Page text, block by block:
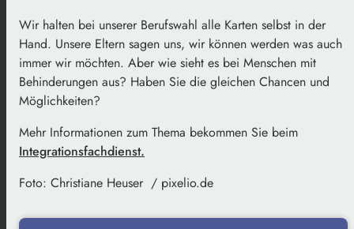
Wir halten bei unserer Berufswahl alle Karten selbst in der
Hand. Unsere Eltern sagen uns, wir können werden was auch
immer wir möchten. Aber wie sieht es bei Menschen mit
Behinderungen aus? Haben Sie die gleichen Chancen und
Möglichkeiten?
Mehr Informationen zum Thema bekommen Sie beim
Integrationsfachdienst.
Foto: Christiane Heuser / pixelio.de